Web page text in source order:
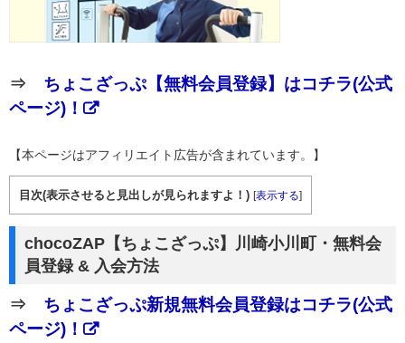
⇒ ちょこざっぷ【無料会員登録】はコチラ(公式
ページ)！
【本ページはアフィリエイト広告が含まれています。】
目次(表示させると見出しが見られますよ！) [表示する]
chocoZAP【ちょこざっぷ】川崎小川町・無料会
員登録 & 入会方法
⇒ ちょこざっぷ新規無料会員登録はコチラ(公式
ページ)！